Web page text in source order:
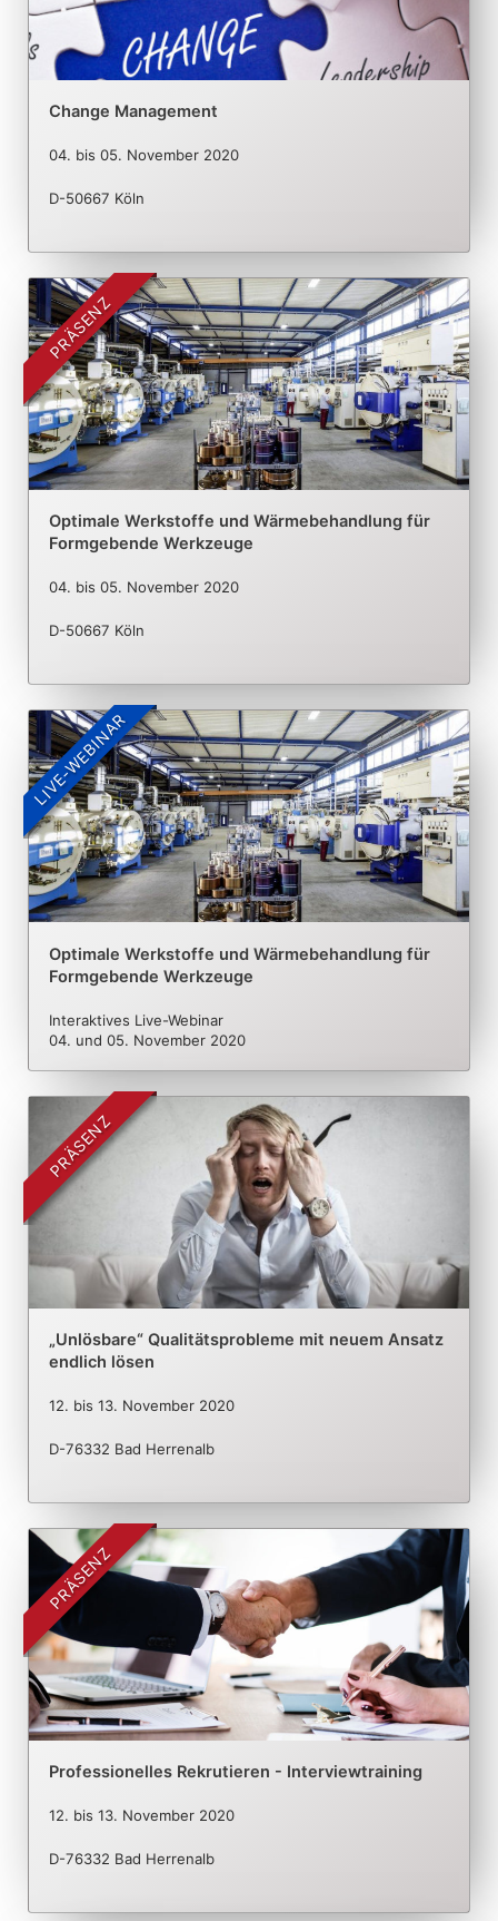
Change Management
04. bis 05. November 2020
D-50667 Köln
PRÄSENZ
Optimale Werkstoffe und Wärmebehandlung für
Formgebende Werkzeuge
04. bis 05. November 2020
D-50667 Köln
LIVE-WEBINAR
Optimale Werkstoffe und Wärmebehandlung für
Formgebende Werkzeuge
Interaktives Live-Webinar
04. und 05. November 2020
PRÄSENZ
„Unlösbare“ Qualitätsprobleme mit neuem Ansatz
endlich lösen
12. bis 13. November 2020
D-76332 Bad Herrenalb
PRÄSENZ
Professionelles Rekrutieren - Interviewtraining
12. bis 13. November 2020
D-76332 Bad Herrenalb